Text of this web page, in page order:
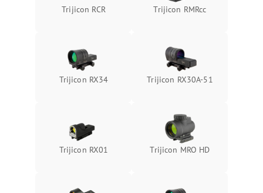
Trijicon RCR Trijicon RMRcc
Trijicon RX34 Trijicon RX30A-51
Trijicon RX01 Trijicon MRO HD